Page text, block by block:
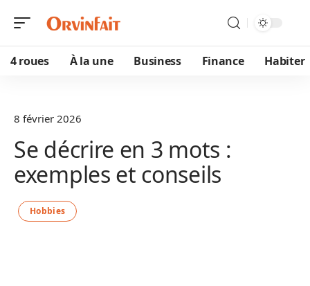
4 roues À la une Business Finance Habiter
8 février 2026
Se décrire en 3 mots :
exemples et conseils
Hobbies